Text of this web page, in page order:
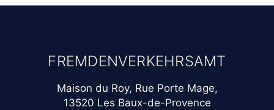
FREMDENVERKEHRSAMT
Maison du Roy, Rue Porte Mage,
13520 Les Baux-de-Provence